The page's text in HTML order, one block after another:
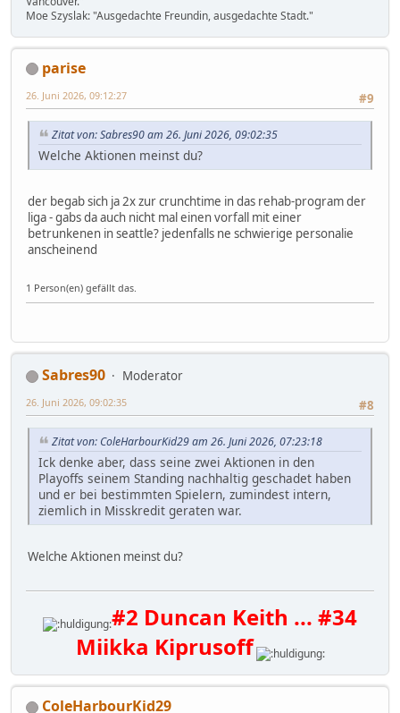
Moe Szyslak: "Ausgedachte Freundin, ausgedachte Stadt."
parise
#9
26. Juni 2026, 09:12:27
Zitat von: Sabres90 am 26. Juni 2026, 09:02:35
Welche Aktionen meinst du?
der begab sich ja 2x zur crunchtime in das rehab-program der
liga - gabs da auch nicht mal einen vorfall mit einer
betrunkenen in seattle? jedenfalls ne schwierige personalie
anscheinend
1 Person(en) gefällt das.
Sabres90
Moderator
#8
26. Juni 2026, 09:02:35
Zitat von: ColeHarbourKid29 am 26. Juni 2026, 07:23:18
Ick denke aber, dass seine zwei Aktionen in den
Playoffs seinem Standing nachhaltig geschadet haben
und er bei bestimmten Spielern, zumindest intern,
ziemlich in Misskredit geraten war.
Welche Aktionen meinst du?
#2 Duncan Keith ... #34
Miikka Kiprusoff
ColeHarbourKid29